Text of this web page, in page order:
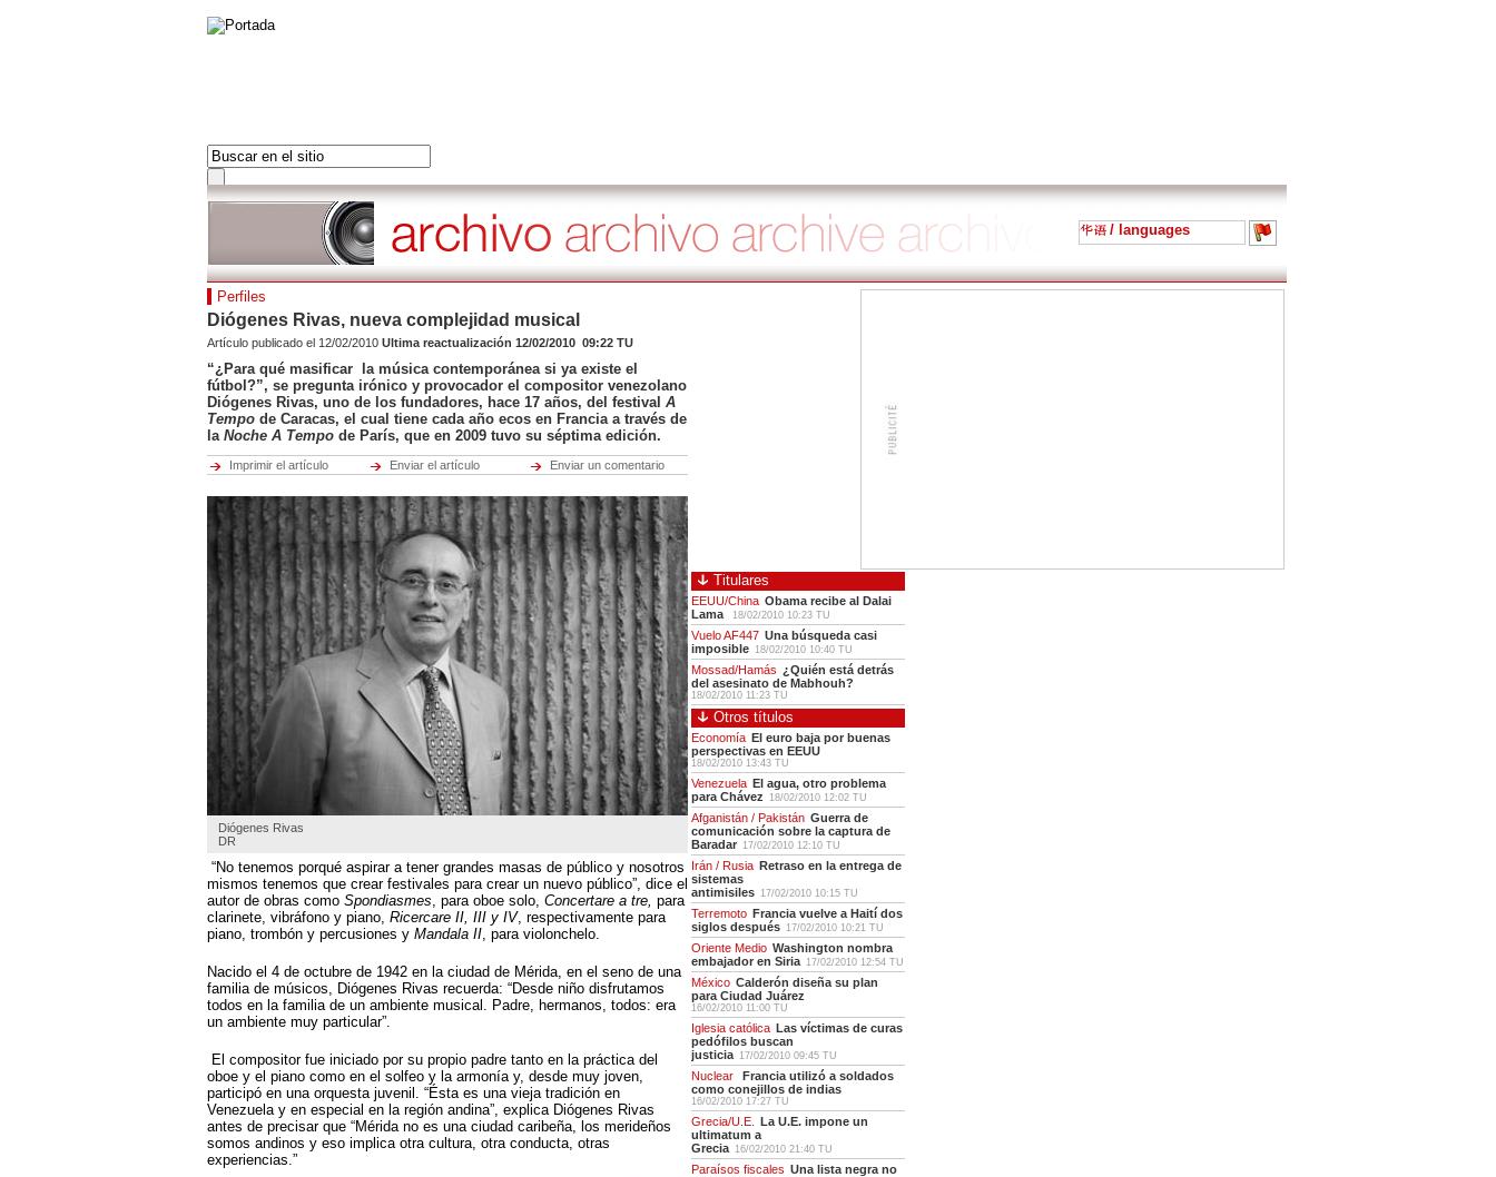
PORTADA
ORIENTE MEDIO
ÁFRICA
ASIA PACÍFICO
LAS ULTIMAS 24H
LOS MAS LEIDOS
DOSSIERS
Hot tags
Cerrar
Américas
Hot tags
Cerrar
Europa
Hot tags
Cerrar
Francia
Cerrar
Oriente medio
Hot tags
Cerrar
África
Hot tags
Cerrar
Asia Pacífico
Hot tags
Cerrar
ECONOMÍA
DEPORTES
CULTURA
SOCIEDAD
CIENCIA
RFI MÚSICA
APRENDER FRANCÉS
PROGRAMAS
Economía
Hot tags
Cerrar
Deportes
Hot tags
Cerrar
Cultura
Hot tags
Cerrar
Sociedad
Hot tags
Cerrar
Hot tags
Cerrar
Cerrar
Cerrar
Cerrar
/ languages
Perfiles
Diógenes Rivas, nueva complejidad musical
Artículo publicado el 12/02/2010 Ultima reactualización 12/02/2010 09:22 TU
“¿Para qué masificar la música contemporánea si ya existe el
fútbol?”, se pregunta irónico y provocador el compositor venezolano
Diógenes Rivas, uno de los fundadores, hace 17 años, del festival A
Tempo de Caracas, el cual tiene cada año ecos en Francia a través de
la Noche A Tempo de París, que en 2009 tuvo su séptima edición.
Imprimir el artículo Enviar el artículo Enviar un comentario
Diógenes Rivas
DR
“No tenemos porqué aspirar a tener grandes masas de público y nosotros
mismos tenemos que crear festivales para crear un nuevo público”, dice el
autor de obras como Spondiasmes, para oboe solo, Concertare a tre, para
clarinete, vibráfono y piano, Ricercare II, III y IV, respectivamente para
piano, trombón y percusiones y Mandala II, para violonchelo.
Nacido el 4 de octubre de 1942 en la ciudad de Mérida, en el seno de una
familia de músicos, Diógenes Rivas recuerda: “Desde niño disfrutamos
todos en la familia de un ambiente musical. Padre, hermanos, todos: era
un ambiente muy particular”.
El compositor fue iniciado por su propio padre tanto en la práctica del
oboe y el piano como en el solfeo y la armonía y, desde muy joven,
participó en una orquesta juvenil. “Ésta es una vieja tradición en
Venezuela y en especial en la región andina”, explica Diógenes Rivas
antes de precisar que “Mérida no es una ciudad caribeña, los merideños
somos andinos y eso implica otra cultura, otra conducta, otras
experiencias.”
Titulares
EEUU/China Obama recibe al Dalai
Lama
18/02/2010 10:23 TU
Vuelo AF447 Una búsqueda casi
imposible 18/02/2010 10:40 TU
Mossad/Hamás ¿Quién está detrás
del asesinato de Mabhouh?
18/02/2010 11:23 TU
Otros títulos
Economía El euro baja por buenas
perspectivas en EEUU
18/02/2010 13:43 TU
Venezuela El agua, otro problema
para Chávez
18/02/2010 12:02 TU
Afganistán / Pakistán Guerra de
comunicación sobre la captura de
Baradar 17/02/2010 12:10 TU
Irán / Rusia Retraso en la entrega de
sistemas
antimisiles 17/02/2010 10:15 TU
Terremoto Francia vuelve a Haití dos
siglos después 17/02/2010 10:21 TU
Oriente Medio Washington nombra
embajador en Siria 17/02/2010 12:54 TU
México Calderón diseña su plan
para Ciudad Juárez
16/02/2010 11:00 TU
Iglesia católica Las víctimas de curas
pedófilos buscan
justicia 17/02/2010 09:45 TU
Nuclear
Francia utilizó a soldados
como conejillos de indias
16/02/2010 17:27 TU
Grecia/U.E.
La U.E. impone un
ultimatum a
Grecia 16/02/2010 21:40 TU
Paraísos fiscales Una lista negra no